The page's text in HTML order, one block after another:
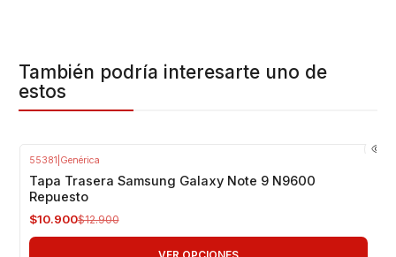
También podría interesarte uno de
estos
55381 Genérica
Tapa Trasera Samsung Galaxy Note 9 N9600
Repuesto
$10.900$12.900